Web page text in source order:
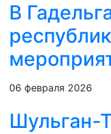
В
06 февраля 2026